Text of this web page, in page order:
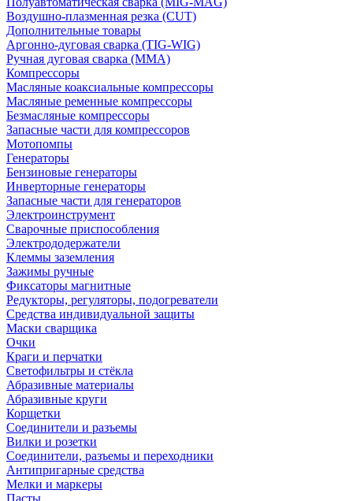
Воздушно-плазменная резка (CUT)
Дополнительные товары
Аргонно-дуговая сварка (TIG-WIG)
Ручная дуговая сварка (MMA)
Компрессоры
Масляные коаксиальные компрессоры
Масляные ременные компрессоры
Безмасляные компрессоры
Запасные части для компрессоров
Мотопомпы
Генераторы
Бензиновые генераторы
Инверторные генераторы
Запасные части для генераторов
Электроинструмент
Сварочные приспособления
Электрододержатели
Клеммы заземления
Зажимы ручные
Фиксаторы магнитные
Редукторы, регуляторы, подогреватели
Средства индивидуальной защиты
Маски сварщика
Очки
Краги и перчатки
Светофильтры и стёкла
Абразивные материалы
Абразивные круги
Корщетки
Соединители и разъемы
Вилки и розетки
Соединители, разъемы и переходники
Антипригарные средства
Мелки и маркеры
Пасты